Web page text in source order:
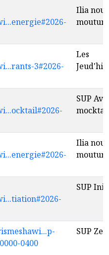
Ilia
mouture
3#2026-
Les
SUP
mocktail
Ilia
mouture
SUP
0400
SUP Zen